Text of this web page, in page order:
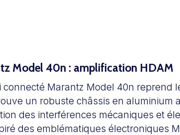
Model 40n : amplification HDAM
connecté Marantz Model 40n reprend
un robuste châssis en aluminium
des interférences mécaniques et
des emblématiques électroniques